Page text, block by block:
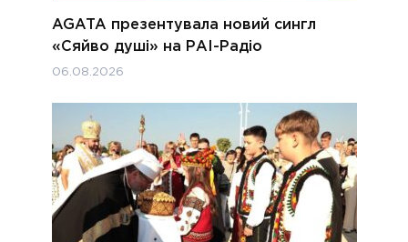
AGATA презентувала новий сингл
«Сяйво душі» на РАІ-Радіо
06.08.2026